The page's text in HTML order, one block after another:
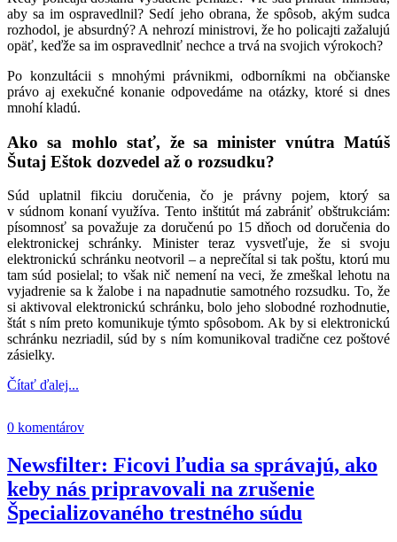
aby sa im ospravedlnil? Sedí jeho obrana, že spôsob, akým sudca
rozhodol, je absurdný? A nehrozí ministrovi, že ho policajti zažalujú
opäť, keďže sa im ospravedlniť nechce a trvá na svojich výrokoch?
Po konzultácii s mnohými právnikmi, odborníkmi na občianske
právo aj exekučné konanie odpovedáme na otázky, ktoré si dnes
mnohí kladú.
Ako sa mohlo stať, že sa minister vnútra Matúš
Šutaj Eštok dozvedel až o rozsudku?
Súd uplatnil fikciu doručenia, čo je právny pojem, ktorý sa
v súdnom konaní využíva. Tento inštitút má zabrániť obštrukciám:
písomnosť sa považuje za doručenú po 15 dňoch od doručenia do
elektronickej schránky. Minister teraz vysvetľuje, že si svoju
elektronickú schránku neotvoril – a neprečítal si tak poštu, ktorú mu
tam súd posielal; to však nič nemení na veci, že zmeškal lehotu na
vyjadrenie sa k žalobe i na napadnutie samotného rozsudku. To, že
si aktivoval elektronickú schránku, bolo jeho slobodné rozhodnutie,
štát s ním preto komunikuje týmto spôsobom. Ak by si elektronickú
schránku nezriadil, súd by s ním komunikoval tradične cez poštové
zásielky.
Čítať ďalej...
0 komentárov
Newsfilter: Ficovi ľudia sa správajú, ako
keby nás pripravovali na zrušenie
Špecializovaného trestného súdu